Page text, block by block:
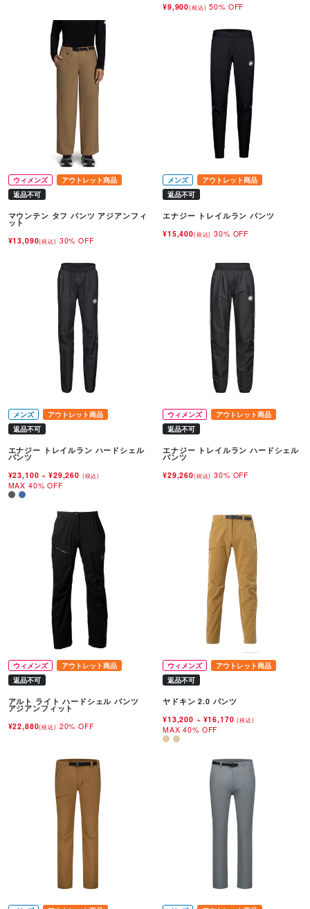
¥9,900(税込) 50% OFF
ウィメンズ
アウトレット商品
返品不可
マウンテン タフ パンツ アジアンフィ
ット
¥13,090(税込) 30% OFF
メンズ
アウトレット商品
返品不可
エナジー トレイルラン パンツ
¥15,400(税込) 30% OFF
メンズ
アウトレット商品
返品不可
エナジー トレイルラン ハードシェル
パンツ
¥23,100~ ¥29,260 (税込)
MAX 40% OFF
ウィメンズ
アウトレット商品
返品不可
エナジー トレイルラン ハードシェル
パンツ
¥29,260(税込) 30% OFF
ウィメンズ
アウトレット商品
返品不可
アルト ライト ハードシェル パンツ
アジアンフィット
¥22,880(税込) 20% OFF
ウィメンズ
アウトレット商品
返品不可
ヤドキン 2.0 パンツ
¥13,200 ~ ¥16,170(税込)
MAX 40% OFF